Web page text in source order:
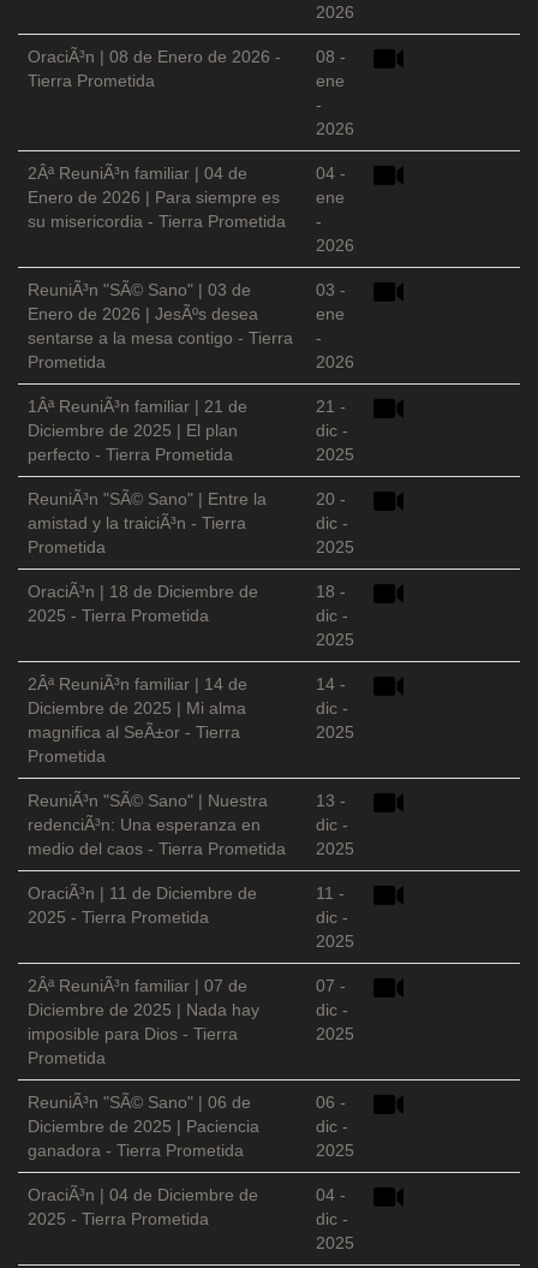
2026
OraciÃ³n | 08 de Enero de 2026 -
Tierra Prometida
08 -
ene
-
2026
2Âª ReuniÃ³n familiar | 04 de
Enero de 2026 | Para siempre es
su misericordia - Tierra Prometida
04 -
ene
-
2026
ReuniÃ³n "SÃ© Sano" | 03 de
Enero de 2026 | JesÃºs desea
sentarse a la mesa contigo - Tierra
Prometida
03 -
ene
-
2026
1Âª ReuniÃ³n familiar | 21 de
Diciembre de 2025 | El plan
perfecto - Tierra Prometida
21 -
dic -
2025
ReuniÃ³n "SÃ© Sano" | Entre la
amistad y la traiciÃ³n - Tierra
Prometida
20 -
dic -
2025
OraciÃ³n | 18 de Diciembre de
2025 - Tierra Prometida
18 -
dic -
2025
2Âª ReuniÃ³n familiar | 14 de
Diciembre de 2025 | Mi alma
magnifica al SeÃ±or - Tierra
Prometida
14 -
dic -
2025
ReuniÃ³n "SÃ© Sano" | Nuestra
redenciÃ³n: Una esperanza en
medio del caos - Tierra Prometida
13 -
dic -
2025
OraciÃ³n | 11 de Diciembre de
2025 - Tierra Prometida
11 -
dic -
2025
2Âª ReuniÃ³n familiar | 07 de
Diciembre de 2025 | Nada hay
imposible para Dios - Tierra
Prometida
07 -
dic -
2025
ReuniÃ³n "SÃ© Sano" | 06 de
Diciembre de 2025 | Paciencia
ganadora - Tierra Prometida
06 -
dic -
2025
OraciÃ³n | 04 de Diciembre de
2025 - Tierra Prometida
04 -
dic -
2025